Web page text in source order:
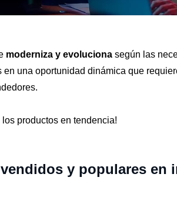
moderniza y evoluciona según las
una oportunidad dinámica que
productos en tendencia!
y populares en